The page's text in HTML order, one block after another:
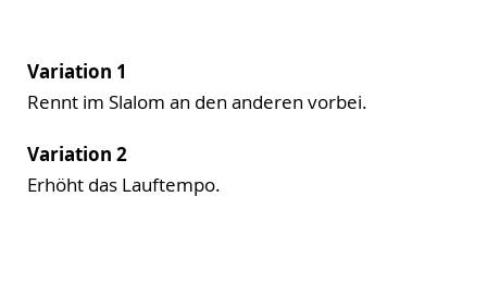
Variation 1
Rennt im Slalom an den anderen vorbei.
Variation 2
Erhöht das Lauftempo.